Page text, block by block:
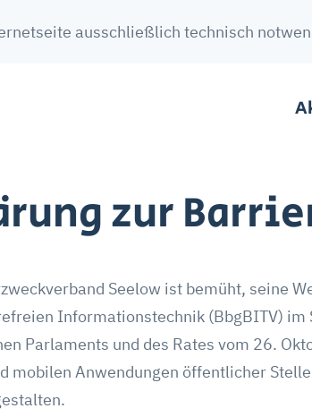
ausschließlich technisch
zur
Seelow ist bemüht, seine
Informationstechnik (BbgBITV) im
Parlaments und des Rates vom 26.
mobilen Anwendungen öffentlicher